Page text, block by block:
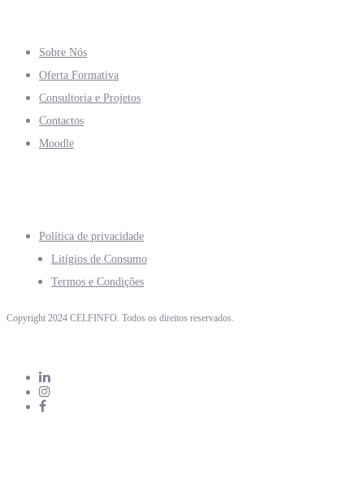
Sobre Nós
Oferta Formativa
Consultoria e Projetos
Contactos
Moodle
Política de privacidade
Litígios de Consumo
Termos e Condições
Copyright 2024 CELFINFO. Todos os direitos reservados.